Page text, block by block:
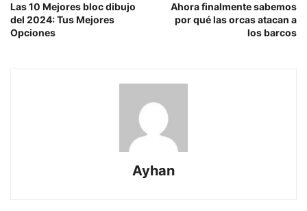
Las 10 Mejores bloc dibujo
del 2024: Tus Mejores
Opciones
Ahora finalmente sabemos
por qué las orcas atacan a
los barcos
Ayhan